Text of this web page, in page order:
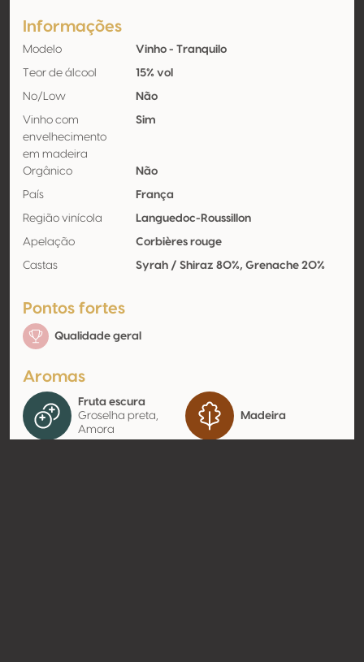
Informações
Modelo Vinho - Tranquilo
Teor de álcool 15% vol
No/Low Não
Vinho com
envelhecimento
em madeira
Sim
Orgânico Não
País França
Região vinícola Languedoc-Roussillon
Apelação Corbières rouge
Castas Syrah / Shiraz 80%, Grenache 20%
Pontos fortes
Qualidade geral
Aromas
Fruta escura
Groselha preta,
Amora
Madeira